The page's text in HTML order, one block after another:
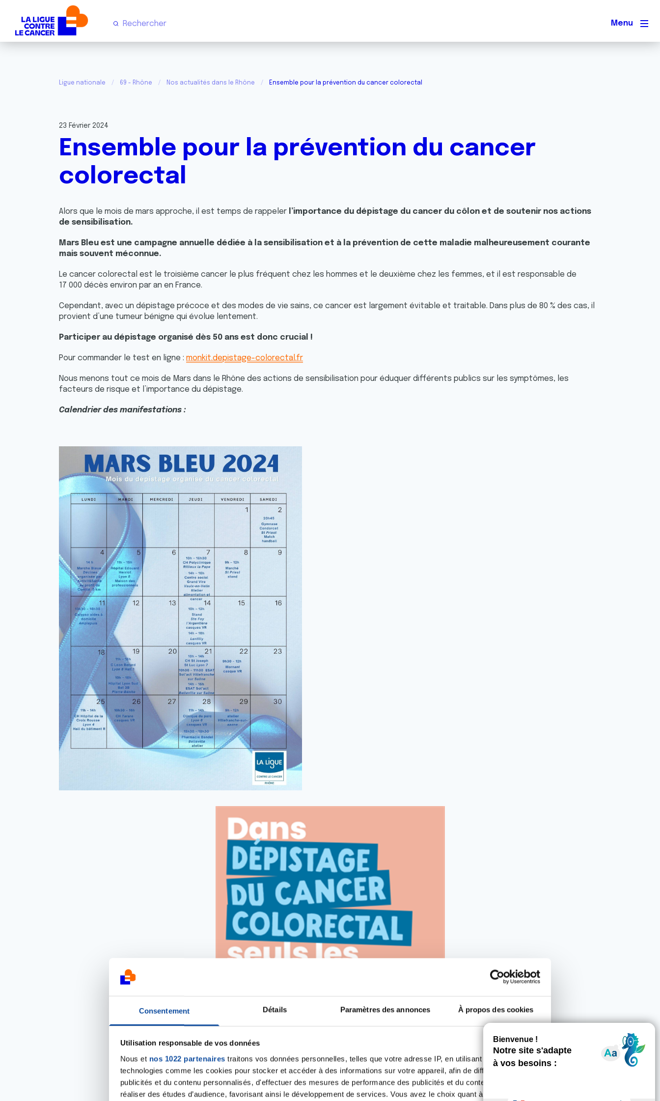
Consentement Détails Paramètres des annonces À propos des cookies
Utilisation responsable de vos données
Nous et nos 1022 partenaires traitons vos données personnelles, telles que votre adresse IP, en utilisant des
technologies comme les cookies pour stocker et accéder à des informations sur votre appareil, afin de diffuser des
publicités et du contenu personnalisés, d'effectuer des mesures de performance des publicités et du contenu, ainsi que de
réaliser des études d’audience, favorisant ainsi le développement de services. Vous avez le choix quant à l'utilisation de
Menu
Ligue nationale 69 - Rhône Nos actualités dans le Rhône Ensemble pour la prévention du cancer colorectal
23 Février 2024
Ensemble pour la prévention du cancer
colorectal
Alors que le mois de mars approche, il est temps de rappeler l’importance du dépistage du cancer du côlon et de soutenir nos actions
de sensibilisation.
Mars Bleu est une campagne annuelle dédiée à la sensibilisation et à la prévention de cette maladie malheureusement courante
mais souvent méconnue.
Le cancer colorectal est le troisième cancer le plus fréquent chez les hommes et le deuxième chez les femmes, et il est responsable de
17 000 décès environ par an en France.
Cependant, avec un dépistage précoce et des modes de vie sains, ce cancer est largement évitable et traitable. Dans plus de 80 % des cas, il
provient d’une tumeur bénigne qui évolue lentement.
Participer au dépistage organisé dès 50 ans est donc crucial !
Pour commander le test en ligne : monkit.depistage-colorectal.fr
Nous menons tout ce mois de Mars dans le Rhône des actions de sensibilisation pour éduquer différents publics sur les symptômes, les
facteurs de risque et l’importance du dépistage.
Calendrier des manifestations :